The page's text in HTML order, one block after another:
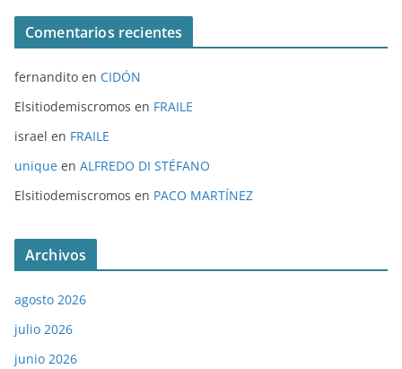
Comentarios recientes
fernandito en CIDÓN
Elsitiodemiscromos en FRAILE
israel en FRAILE
unique en ALFREDO DI STÉFANO
Elsitiodemiscromos en PACO MARTÍNEZ
Archivos
agosto 2026
julio 2026
junio 2026